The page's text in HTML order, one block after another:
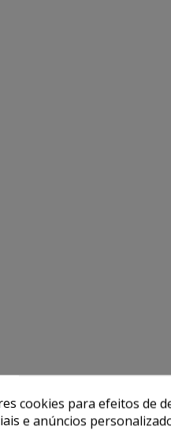
cookies para efeitos de
e anúncios